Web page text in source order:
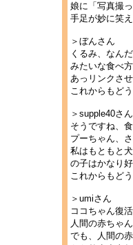
娘に「写真撮
手足が妙に笑
＞ぼんさん
くるみ、なん
みたいな食べ
あっリンクさ
これからもど
＞supple40さん
そうですね、
プーちゃん、
私はもともと
の子はかなり
これからもど
＞umiさん
ココちゃん復
人間の赤ちゃ
でも、人間の